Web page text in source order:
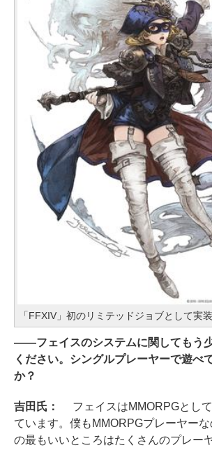
「FFXIV」初のリミテッドジョブとして実
――フェイスのシステムに関してもう
ください。シングルプレーヤーで遊べ
か？
吉田氏： フェイスはMMORPGとし
ています。僕もMMORPGプレーヤー
の最もいいところはたくさんのプレー